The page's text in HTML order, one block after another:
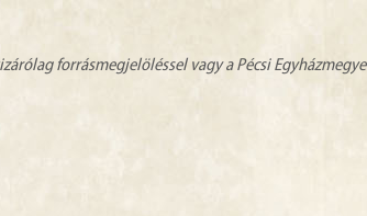
forrásmegjelöléssel vagy a Pécsi Egyházmegye